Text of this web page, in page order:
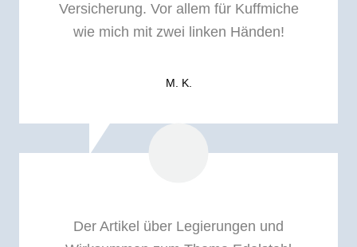
Versicherung. Vor allem für Kuffmiche
wie mich mit zwei linken Händen!
M. K.
Der Artikel über Legierungen und